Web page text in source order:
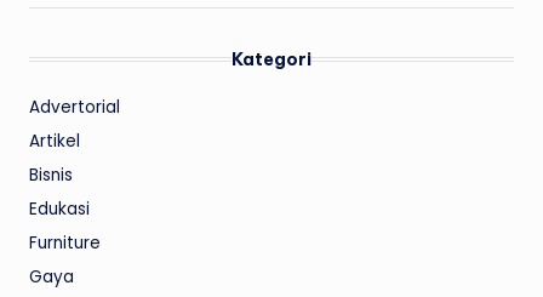
Kategori
Advertorial
Artikel
Bisnis
Edukasi
Furniture
Gaya